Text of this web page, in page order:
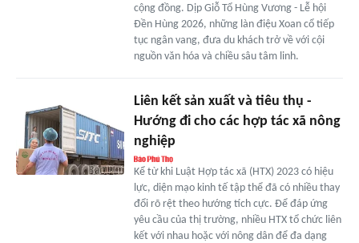
cộng đồng. Dịp Giỗ Tổ Hùng Vương - Lễ hội
Đền Hùng 2026, những làn điệu Xoan cổ tiếp
tục ngân vang, đưa du khách trở về với cội
nguồn văn hóa và chiều sâu tâm linh.
Liên kết sản xuất và tiêu thụ -
Hướng đi cho các hợp tác xã nông
nghiệp
Kể từ khi Luật Hợp tác xã (HTX) 2023 có hiệu
lực, diện mạo kinh tế tập thể đã có nhiều thay
đổi rõ rệt theo hướng tích cực. Để đáp ứng
yêu cầu của thị trường, nhiều HTX tổ chức liên
kết với nhau hoặc với nông dân để đa dạng